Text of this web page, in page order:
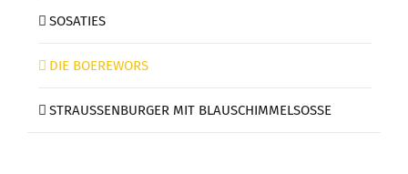
SOSATIES
DIE BOEREWORS
STRAUSSENBURGER MIT BLAUSCHIMMELSOSSE